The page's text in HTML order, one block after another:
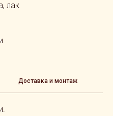
лак
Доставка и монтаж